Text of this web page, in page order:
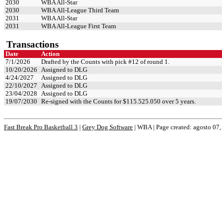
2030
WBA All-Star
2030
WBA All-League Third Team
2031
WBA All-Star
2031
WBA All-League First Team
Transactions
Date
Action
7/1/2026
Drafted by the Counts with pick #12 of round 1.
10/20/2026 Assigned to DLG
4/24/2027
Assigned to DLG
22/10/2027 Assigned to DLG
23/04/2028 Assigned to DLG
19/07/2030 Re-signed with the Counts for $115.525.050 over 5 years.
Fast Break Pro Basketball 3 | Grey Dog Software | WBA | Page created: agosto